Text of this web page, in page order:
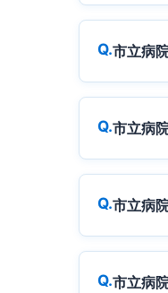
市立病
市立病
市立病
市立病